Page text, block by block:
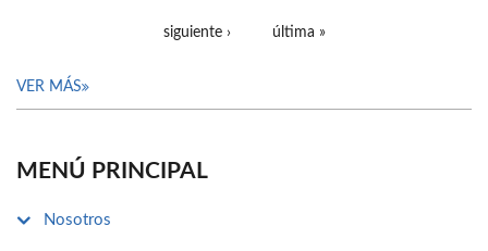
siguiente › última »
VER MÁS
MENÚ PRINCIPAL
Nosotros